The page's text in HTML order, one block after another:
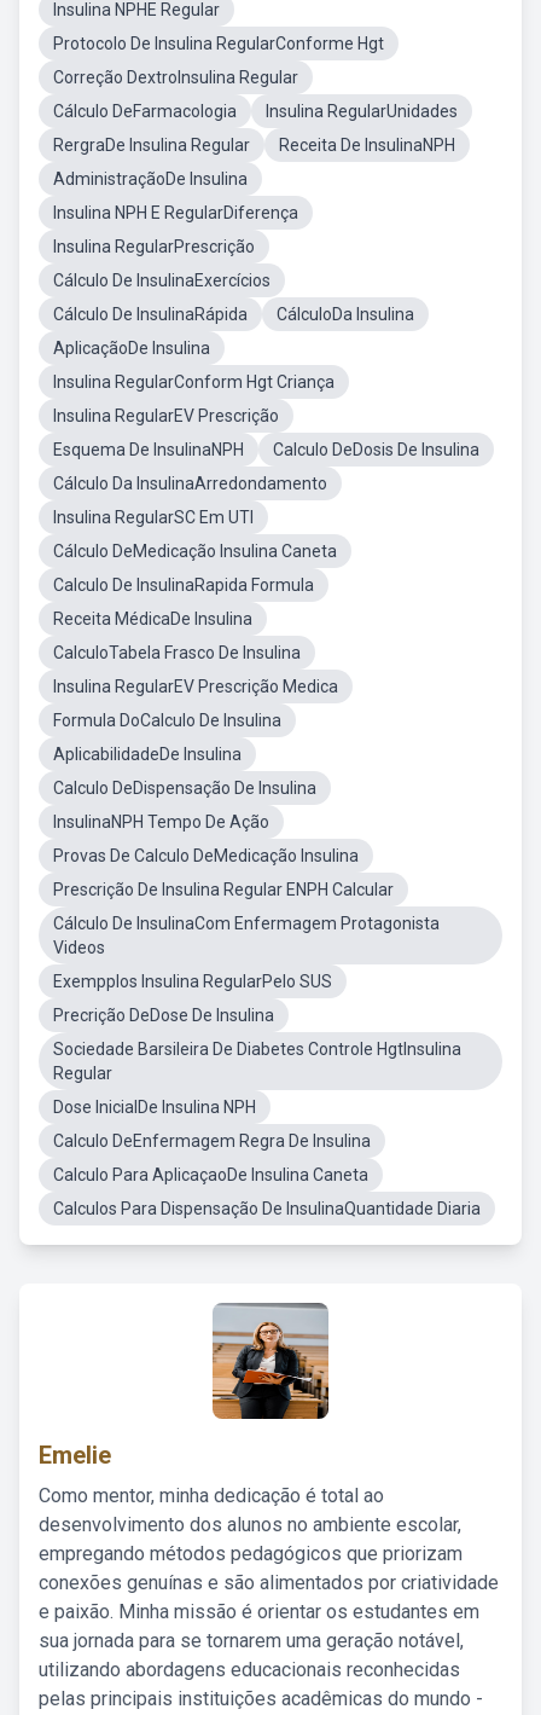
Insulina NPHE Regular
Protocolo De Insulina RegularConforme Hgt
Correção DextroInsulina Regular
Cálculo DeFarmacologia
Insulina RegularUnidades
RergraDe Insulina Regular
Receita De InsulinaNPH
AdministraçãoDe Insulina
Insulina NPH E RegularDiferença
Insulina RegularPrescrição
Cálculo De InsulinaExercícios
Cálculo De InsulinaRápida
CálculoDa Insulina
AplicaçãoDe Insulina
Insulina RegularConform Hgt Criança
Insulina RegularEV Prescrição
Esquema De InsulinaNPH
Calculo DeDosis De Insulina
Cálculo Da InsulinaArredondamento
Insulina RegularSC Em UTI
Cálculo DeMedicação Insulina Caneta
Calculo De InsulinaRapida Formula
Receita MédicaDe Insulina
CalculoTabela Frasco De Insulina
Insulina RegularEV Prescrição Medica
Formula DoCalculo De Insulina
AplicabilidadeDe Insulina
Calculo DeDispensação De Insulina
InsulinaNPH Tempo De Ação
Provas De Calculo DeMedicação Insulina
Prescrição De Insulina Regular ENPH Calcular
Cálculo De InsulinaCom Enfermagem Protagonista
Videos
Exempplos Insulina RegularPelo SUS
Precrição DeDose De Insulina
Sociedade Barsileira De Diabetes Controle HgtInsulina
Regular
Dose InicialDe Insulina NPH
Calculo DeEnfermagem Regra De Insulina
Calculo Para AplicaçaoDe Insulina Caneta
Calculos Para Dispensação De InsulinaQuantidade Diaria
Emelie
Como mentor, minha dedicação é total ao
desenvolvimento dos alunos no ambiente escolar,
empregando métodos pedagógicos que priorizam
conexões genuínas e são alimentados por criatividade
e paixão. Minha missão é orientar os estudantes em
sua jornada para se tornarem uma geração notável,
utilizando abordagens educacionais reconhecidas
pelas principais instituições acadêmicas do mundo -